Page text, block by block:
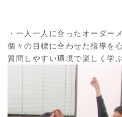
・一人一人に合ったオーダー
個々の目標に合わせた指導を
質問しやすい環境で楽しく学